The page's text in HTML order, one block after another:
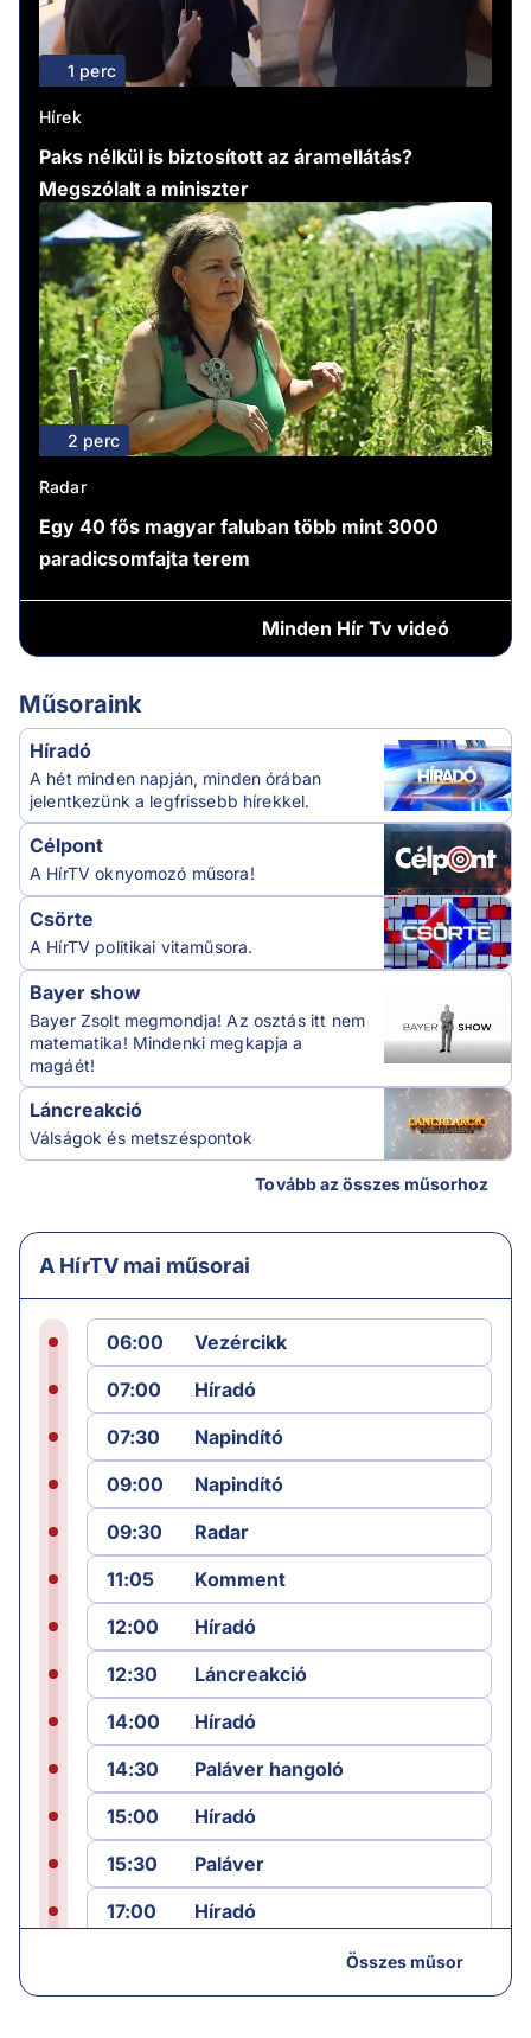
1 perc
Hírek
Paks nélkül is biztosított az áramellátás?
Megszólalt a miniszter
2 perc
Radar
Egy 40 fős magyar faluban több mint 3000
paradicsomfajta terem
Minden Hír Tv videó
Műsoraink
Híradó
A hét minden napján, minden órában
jelentkezünk a legfrissebb hírekkel.
Célpont
A HírTV oknyomozó műsora!
Csörte
A HírTV politikai vitaműsora.
Bayer show
Bayer Zsolt megmondja! Az osztás itt nem
matematika! Mindenki megkapja a
magáét!
Láncreakció
Válságok és metszéspontok
Tovább az összes műsorhoz
A HírTV mai műsorai
06:00
Vezércikk
07:00
Híradó
07:30
Napindító
09:00
Napindító
09:30
Radar
11:05
Komment
12:00
Híradó
12:30
Láncreakció
14:00
Híradó
14:30
Paláver hangoló
15:00
Híradó
15:30
Paláver
17:00
Híradó
Összes műsor